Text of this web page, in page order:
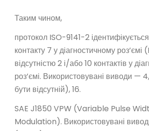
Таким чином,
протокол ISO-9141-2
контакту 7 у діагностичному
відсутністю 2 і/або 10 контактів у
роз’ємі. Використовувані виводи —
бути відсутній), 16.
SAE J1850 VPW (Variable Pulse
Modulation). Використовувані